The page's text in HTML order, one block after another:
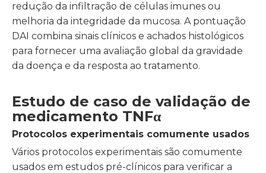
redução da infiltração de células imunes ou
melhoria da integridade da mucosa. A pontuação
DAI combina sinais clínicos e achados histológicos
para fornecer uma avaliação global da gravidade
da doença e da resposta ao tratamento.
Estudo de caso de validação de
medicamento TNFα
Protocolos experimentais comumente usados
Vários protocolos experimentais são comumente
usados ​​em estudos pré-clínicos para verificar a